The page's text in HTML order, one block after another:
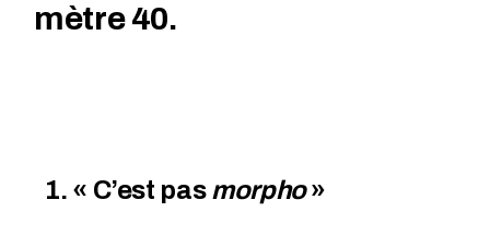
mètre 40.
1. « C’est pasmorpho»